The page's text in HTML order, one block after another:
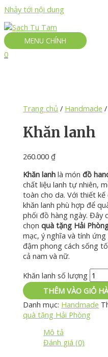
Nhảy tới nội dung
MENU CHÍNH
0
Trang chủ / Handmade
Khăn lanh
260.000₫
Khănlanhlàmónđồ
chấtliệulanhtựnhiên,
toànchoda.Vớithiếtkế
khănlanhphùhợpđể
phốiđồhàngngày.Đây
chọnquàtặng Hải
mạc,ýnghĩavàtính ứng
đậmphongcáchsống
cảnamvànữ.
Khăn lanh số lượng
THÊM VÀO GIỎ
Danh mục: Handmade
quà tặng Hải Phòng
Mô tả
Đánh giá (0)